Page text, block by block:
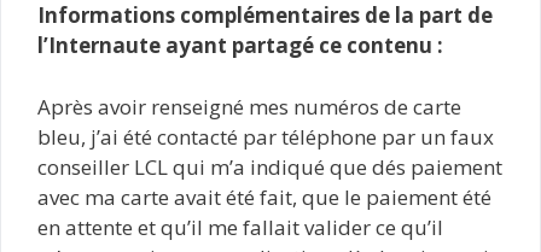
Informations complémentaires de la part de
l’Internaute ayant partagé ce contenu :
Après avoir renseigné mes numéros de carte
bleu, j’ai été contacté par téléphone par un faux
conseiller LCL qui m’a indiqué que dés paiement
avec ma carte avait été fait, que le paiement été
en attente et qu’il me fallait valider ce qu’il